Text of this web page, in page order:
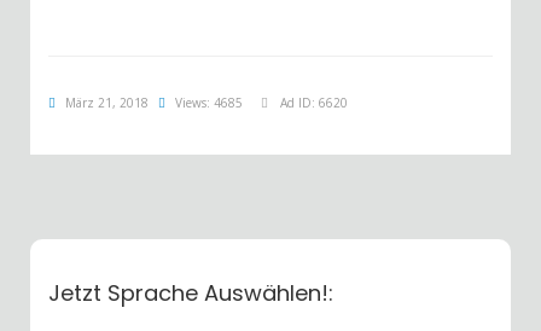
März 21, 2018 Views: 4685 Ad ID: 6620
Jetzt Sprache Auswählen!: